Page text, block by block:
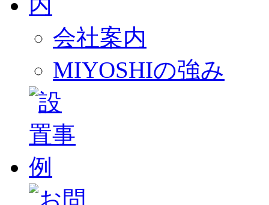
会社案内
MIYOSHIの強み